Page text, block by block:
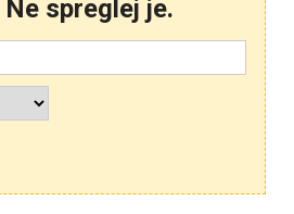
Ne spreglej je.